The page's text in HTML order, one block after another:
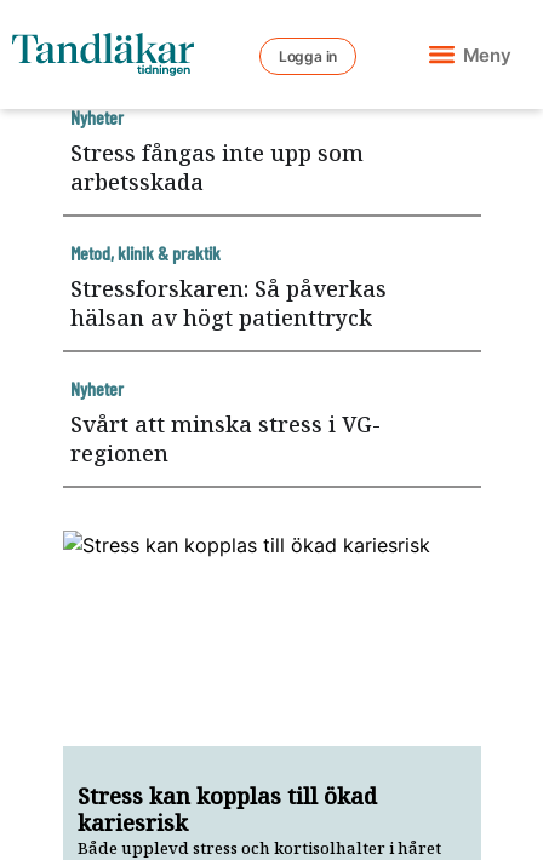
Logga in Meny
Stress kan kopplas till ökad
kariesrisk
Både upplevd stress och kortisolhalter i håret
Stress fångas inte upp som
arbetsskada
Nyheter
Stressforskaren: Så påverkas
hälsan av högt patienttryck
Metod, klinik & praktik
Svårt att minska stress i VG-
regionen
Nyheter